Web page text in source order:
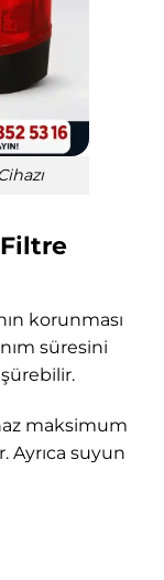
korunması
süresini
maksimum
Ayrıca suyun